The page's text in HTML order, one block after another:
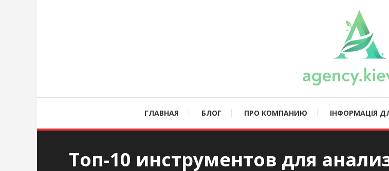
agency.kiev.ua
ГЛАВНАЯ БЛОГ ПРО КОМПАНИЮ ІНФОРМАЦІЯ
Топ-10 инструментов для